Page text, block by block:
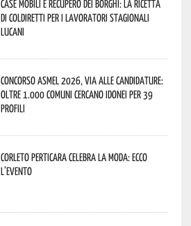
Case mobili e recupero dei borghi: la ricetta
di Coldiretti per i lavoratori stagionali
lucani
Concorso Asmel 2026, via alle candidature:
oltre 1.000 Comuni cercano idonei per 39
profili
Corleto Perticara celebra la moda: ecco
l’evento